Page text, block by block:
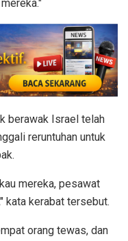
berawak Israel telah
reruntuhan untuk
mereka, pesawat
kata kerabat tersebut.
orang tewas, dan